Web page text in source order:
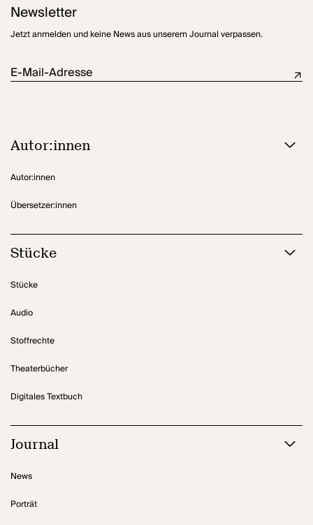
End.
Newsletter
Jetzt anmelden und keine News aus unserem Journal verpassen.
E-Mail-Adresse
Autor:innen
Autor:innen
Übersetzer:innen
Stücke
Stücke
Audio
Stoffrechte
Theaterbücher
Digitales Textbuch
Journal
News
Porträt